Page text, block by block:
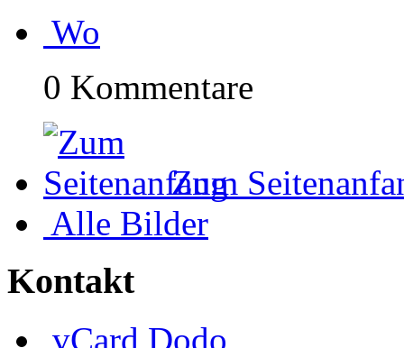
Wo
0 Kommentare
Zum
Alle Bilder
Kontakt
vCard Dodo